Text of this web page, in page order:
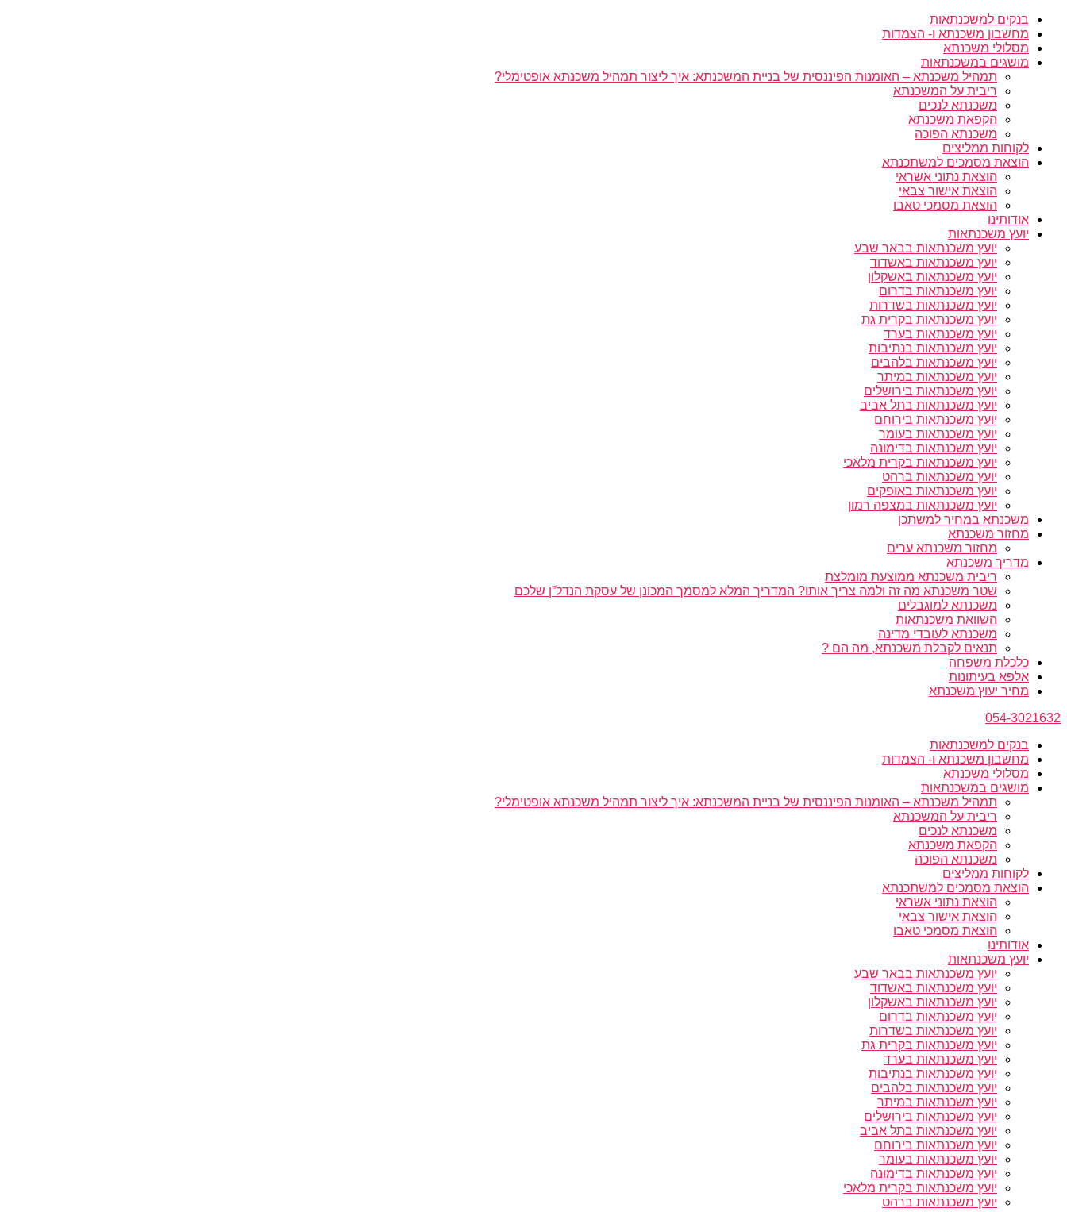
בנקים למשכנתאות
מחשבון משכנתא ו- הצמדות
מסלולי משכנתא
מושגים במשכנתאות
תמהיל משכנתא – האומנות הפיננסית של בניית המשכנתא: איך ליצור תמהיל משכנתא אופטימלי?
ריבית על המשכנתא
משכנתא לנכים
הקפאת משכנתא
משכנתא הפוכה
לקוחות ממליצים
הוצאת מסמכים למשתכנתא
הוצאת נתוני אשראי
הוצאת אישור צבאי
הוצאת מסמכי טאבו
אודותינו
יועץ משכנתאות
יועץ משכנתאות בבאר שבע
יועץ משכנתאות באשדוד
יועץ משכנתאות באשקלון
יועץ משכנתאות בדרום
יועץ משכנתאות בשדרות
יועץ משכנתאות בקרית גת
יועץ משכנתאות בערד
יועץ משכנתאות בנתיבות
יועץ משכנתאות בלהבים
יועץ משכנתאות במיתר
יועץ משכנתאות בירושלים
יועץ משכנתאות בתל אביב
יועץ משכנתאות בירוחם
יועץ משכנתאות בעומר
יועץ משכנתאות בדימונה
יועץ משכנתאות בקרית מלאכי
יועץ משכנתאות ברהט
יועץ משכנתאות באופקים
יועץ משכנתאות במצפה רמון
משכנתא במחיר למשתכן
מחזור משכנתא
מחזור משכנתא ערים
מדריך משכנתא
ריבית משכנתא ממוצעת מומלצת
שטר משכנתא מה זה ולמה צריך אותו? המדריך המלא למסמך המכונן של עסקת הנדל”ן שלכם
משכנתא למוגבלים
השוואת משכנתאות
משכנתא לעובדי מדינה
תנאים לקבלת משכנתא, מה הם ?
כלכלת משפחה
אלפא בעיתונות
מחיר יעוץ משכנתא
054-3021632
בנקים למשכנתאות
מחשבון משכנתא ו- הצמדות
מסלולי משכנתא
מושגים במשכנתאות
תמהיל משכנתא – האומנות הפיננסית של בניית המשכנתא: איך ליצור תמהיל משכנתא אופטימלי?
ריבית על המשכנתא
משכנתא לנכים
הקפאת משכנתא
משכנתא הפוכה
לקוחות ממליצים
הוצאת מסמכים למשתכנתא
הוצאת נתוני אשראי
הוצאת אישור צבאי
הוצאת מסמכי טאבו
אודותינו
יועץ משכנתאות
יועץ משכנתאות בבאר שבע
יועץ משכנתאות באשדוד
יועץ משכנתאות באשקלון
יועץ משכנתאות בדרום
יועץ משכנתאות בשדרות
יועץ משכנתאות בקרית גת
יועץ משכנתאות בערד
יועץ משכנתאות בנתיבות
יועץ משכנתאות בלהבים
יועץ משכנתאות במיתר
יועץ משכנתאות בירושלים
יועץ משכנתאות בתל אביב
יועץ משכנתאות בירוחם
יועץ משכנתאות בעומר
יועץ משכנתאות בדימונה
יועץ משכנתאות בקרית מלאכי
יועץ משכנתאות ברהט